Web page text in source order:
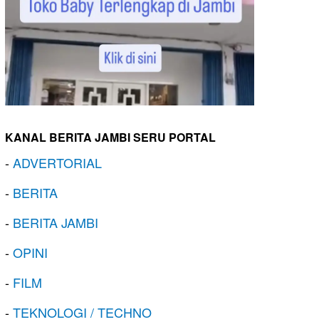
KANAL BERITA JAMBI SERU PORTAL
-ADVERTORIAL
- BERITA
- BERITA JAMBI
-OPINI
- FILM
-TEKNOLOGI / TECHNO